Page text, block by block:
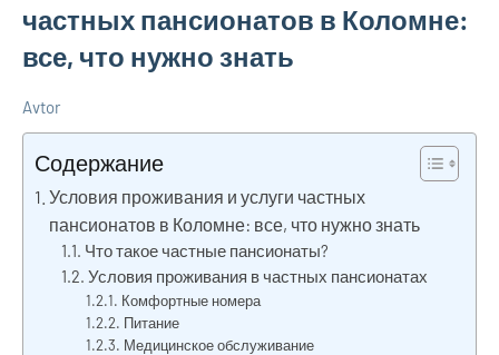
частных пансионатов в Коломне:
все, что нужно знать
Avtor
Содержание
Условия проживания и услуги частных
пансионатов в Коломне: все, что нужно знать
Что такое частные пансионаты?
Условия проживания в частных пансионатах
Комфортные номера
Питание
Медицинское обслуживание